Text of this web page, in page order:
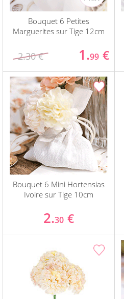
Bouquet 6 Petites
Marguerites sur Tige 12cm
2.30 € 1.99 €
Bouquet 6 Mini Hortensias
Ivoire sur Tige 10cm
2.30 €